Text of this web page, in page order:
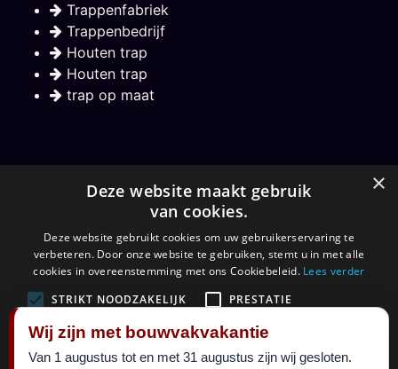
Trappenfabriek
Trappenbedrijf
Houten trap
Houten trap
trap op maat
Hou mij op de hoogte over nieuwe trappen
Aanmelden
©Maatkracht sinds 1999.2026 al 27 jaar een begrip in
Wij zijn met bouwvakvakantie
Van 1 augustus tot en met 31 augustus zijn wij gesloten.
×
Deze website maakt gebruik
van cookies.
Deze website gebruikt cookies om uw gebruikerservaring te
verbeteren. Door onze website te gebruiken, stemt u in met alle
cookies in overeenstemming met ons Cookiebeleid. Lees verder
STRIKT NOODZAKELIJK
PRESTATIE
TARGETING FUNCTIONEEL